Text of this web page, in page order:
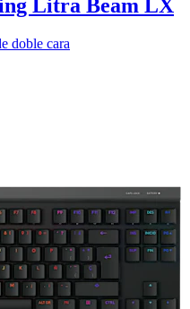
Litra Beam LX
doble cara